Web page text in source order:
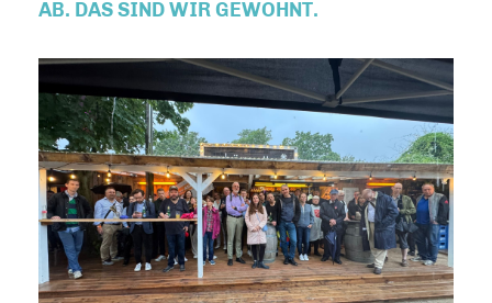
AB. DAS SIND WIR GEWOHNT.